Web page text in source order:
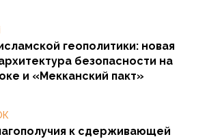
геополитики: новая
безопасности на
и «Мекканский пакт»
к сдерживающей